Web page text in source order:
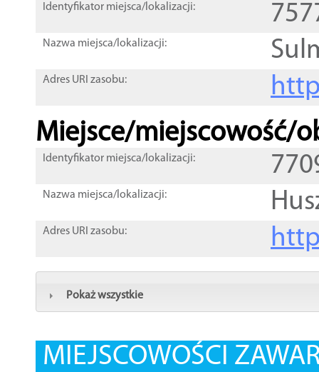
Identyfikator miejsca/lokalizacji:
Nazwa miejsca/lokalizacji:
Adres URI zasobu:
Miejsce/miejscowość/
Identyfikator miejsca/lokalizacji:
Nazwa miejsca/lokalizacji:
Adres URI zasobu:
Pokaż wszystkie
MIEJSCOWOŚCI